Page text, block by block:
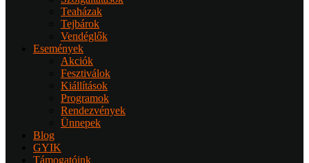
Teaházak
Tejbárok
Vendéglők
Események
Akciók
Fesztiválok
Kiállítások
Programok
Rendezvények
Ünnepek
Blog
GYIK
Támogatóink